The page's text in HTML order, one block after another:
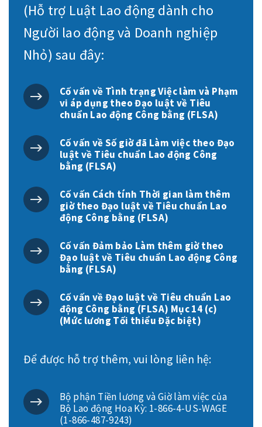
(Hỗ trợ Luật Lao động dành cho
Người lao động và Doanh nghiệp
Nhỏ) sau đây:
Cố vấn về Tình trạng Việc làm và Phạm
vi áp dụng theo Đạo luật về Tiêu
chuẩn Lao động Công bằng (FLSA)
Cố vấn về Số giờ đã Làm việc theo Đạo
luật về Tiêu chuẩn Lao động Công
bằng (FLSA)
Cố vấn Cách tính Thời gian làm thêm
giờ theo Đạo luật về Tiêu chuẩn Lao
động Công bằng (FLSA)
Cố vấn Đảm bảo Làm thêm giờ theo
Đạo luật về Tiêu chuẩn Lao động Công
bằng (FLSA)
Cố vấn về Đạo luật về Tiêu chuẩn Lao
động Công bằng (FLSA) Mục 14 (c)
(Mức lương Tối thiểu Đặc biệt)
Để được hỗ trợ thêm, vui lòng liên hệ:
Bộ phận Tiền lương và Giờ làm việc của
Bộ Lao động Hoa Kỳ: 1-866-4-US-WAGE
(1-866-487-9243)